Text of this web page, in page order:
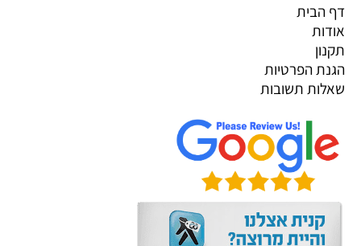
דף הבית
אודות
תקנון
הגנת הפרטיות
שאלות תשובות